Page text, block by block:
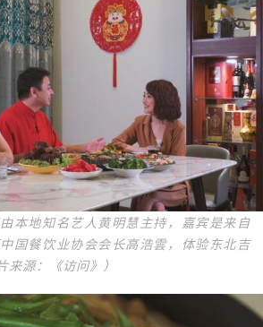
本地知名艺人黄明慧主持，嘉宾是来自
国餐饮业协会会长高浩雲，体验东北吉
源：《访问》）